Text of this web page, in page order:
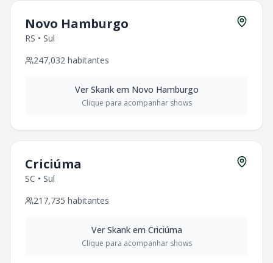
Novo Hamburgo
RS • Sul
247,032 habitantes
VerSkankem Novo Hamburgo
Clique para acompanhar shows
Criciúma
SC • Sul
217,735 habitantes
VerSkankem Criciúma
Clique para acompanhar shows